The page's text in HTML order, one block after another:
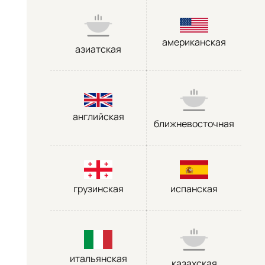
азиатская
американская
английская
ближневосточная
грузинская испанская
итальянская